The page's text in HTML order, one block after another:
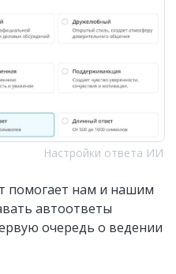
Настройки ответа ИИ
помогает нам и нашим
автоответы
очередь о ведении